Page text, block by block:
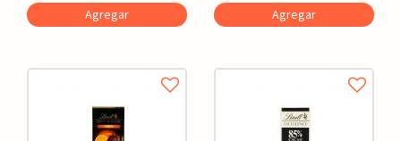
Agregar Agregar